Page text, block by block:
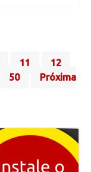
11
12
50 Próxima